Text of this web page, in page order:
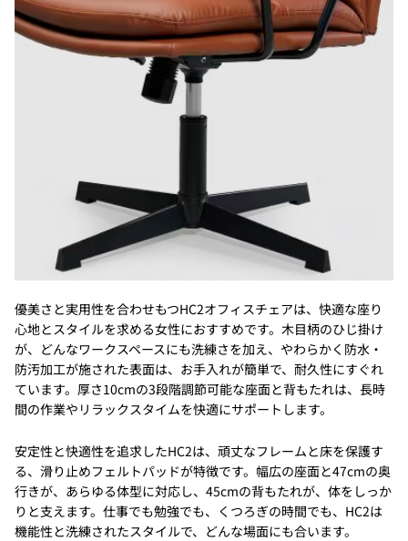
優美さと実用性を合わせもつHC2オフィスチェアは、快適な座り
心地とスタイルを求める女性におすすめです。木目柄のひじ掛け
が、どんなワークスペースにも洗練さを加え、やわらかく防水・
防汚加工が施された表面は、お手入れが簡単で、耐久性にすぐれ
ています。厚さ10cmの3段階調節可能な座面と背もたれは、長時
間の作業やリラックスタイムを快適にサポートします。
安定性と快適性を追求したHC2は、頑丈なフレームと床を保護す
る、滑り止めフェルトパッドが特徴です。幅広の座面と47cmの奥
行きが、あらゆる体型に対応し、45cmの背もたれが、体をしっか
りと支えます。仕事でも勉強でも、くつろぎの時間でも、HC2は
機能性と洗練されたスタイルで、どんな場面にも合います。